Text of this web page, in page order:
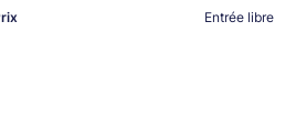
Entrée libre